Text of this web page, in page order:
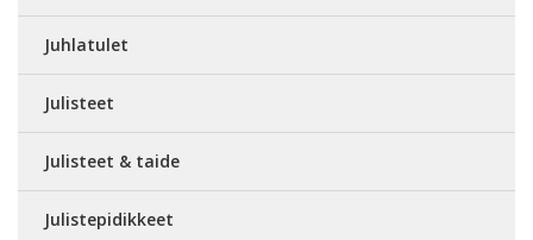
Juhlatulet
Julisteet
Julisteet & taide
Julistepidikkeet